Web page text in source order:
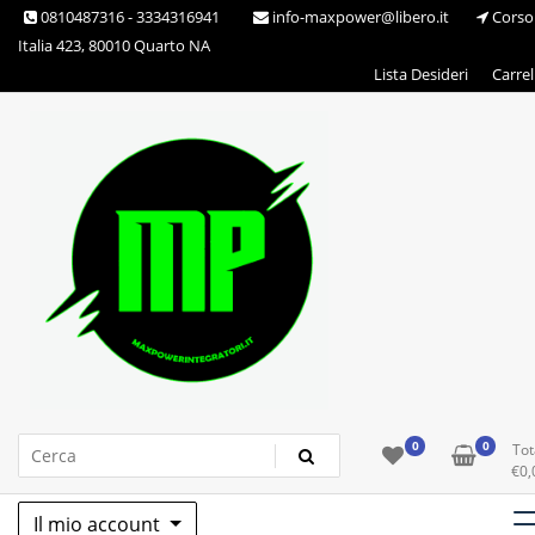
Skip 0810487316 - 3334316941 info-maxpower@libero.it
Corso
Italia 423, 80010 Quarto NA
Lista Desideri
Max Power Integratori 0 0
€
Il mio account